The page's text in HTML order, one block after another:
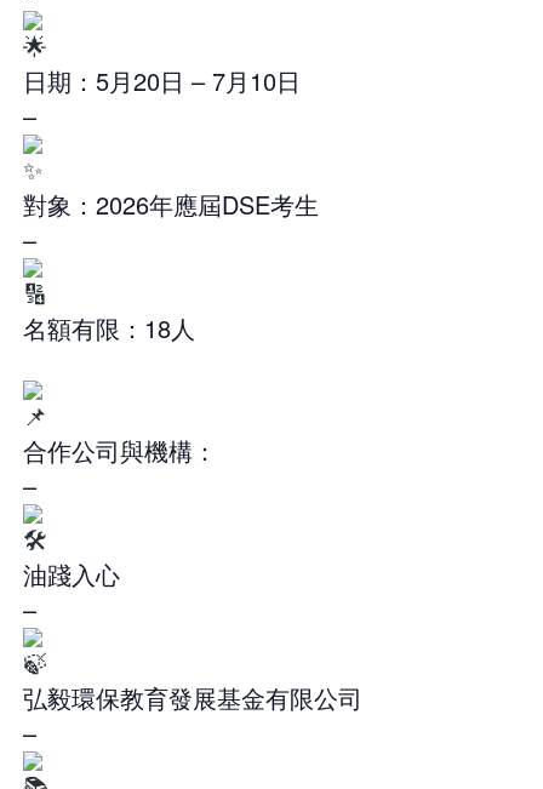
日期：5月20日 – 7月10日
–
對象：2026年應屆DSE考生
–
名額有限：18人
合作公司與機構：
–
油踐入心
–
弘毅環保教育發展基金有限公司
–